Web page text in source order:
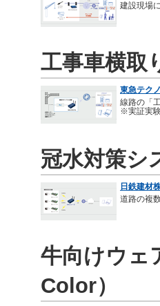
建設現場
工事車横取
東急テク
線路の「
※実証実
冠水対策シ
日鉄建材
道路の複
牛向けウェ
Color）